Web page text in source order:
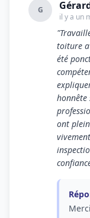
G
il y a un
toiture
été
ont